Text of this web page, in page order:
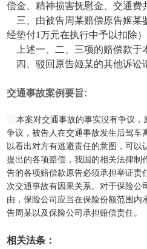
偿金、精神损害抚慰金、交通费
三、由被告周某赔偿原告姬某
经垫付1万元在执行中予以扣除）
上述一、二、三项的赔偿款于
四、驳回原告姬某的其他诉讼
交通事故案例要旨:
本案对交通事故的事实没有争议
争议，被告人在交通事故发生后驾车
以看出对方有逃避责任的意图，可以
提出的各项赔偿，我国的相关法律制
告的各项赔偿款原告必须承担举证责
次交通事故有因果关系。对于保险公
由，保险公司应当在保险份额范围内
告周某以及保险公司承担赔偿责任。
相关法条：